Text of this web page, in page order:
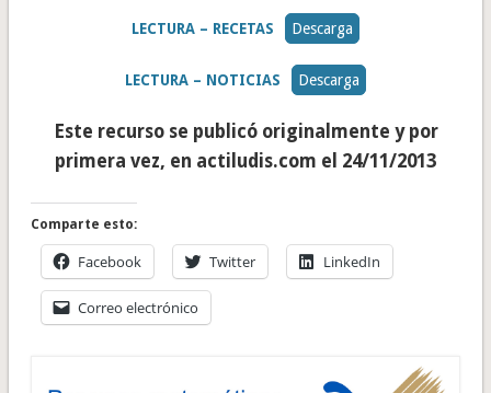
LECTURA – RECETAS Descarga
LECTURA – NOTICIAS Descarga
Este recurso se publicó originalmente y por
primera vez, en actiludis.com el 24/11/2013
Comparte esto:
Facebook Twitter LinkedIn
Correo electrónico